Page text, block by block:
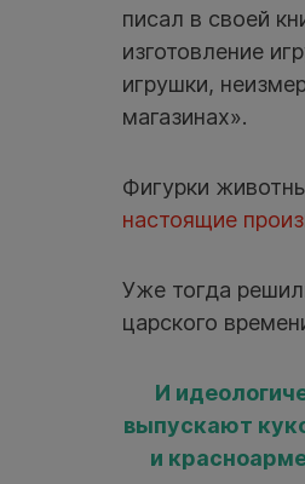
писал в своей
изготовление
игрушки,
магазинах».
Фигурки
настоящие
Уже тогда
царского
И
выпускают
и